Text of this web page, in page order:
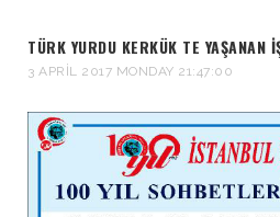
TÜRK YURDU KERKÜK TE YAŞANAN
3 APRIL 2017 MONDAY 21:47:00